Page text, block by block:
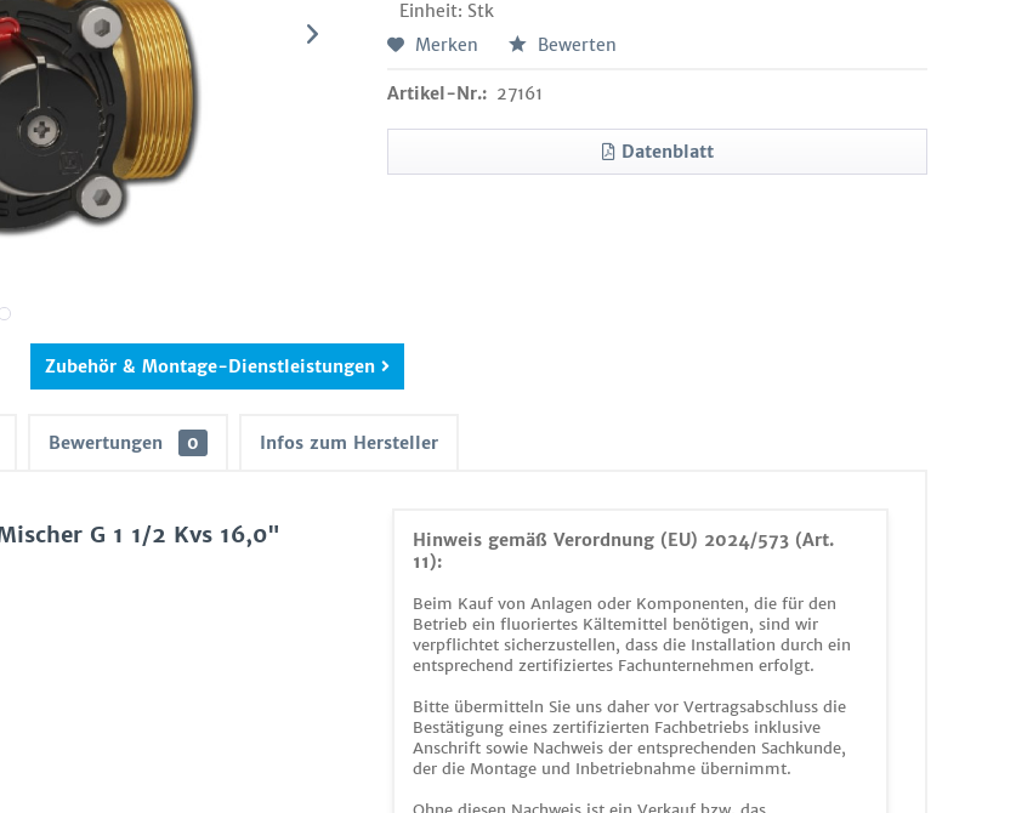
Einheit: Stk
Merken Bewerten
Artikel-Nr.: 27161
Datenblatt
Zubehör & Montage-Dienstleistungen
Bewertungen 0 Infos zum Hersteller
Hinweis gemäß Verordnung (EU) 2024/573 (Art.
11):
Beim Kauf von Anlagen oder Komponenten, die für den
Betrieb ein fluoriertes Kältemittel benötigen, sind wir
verpflichtet sicherzustellen, dass die Installation durch ein
entsprechend zertifiziertes Fachunternehmen erfolgt.
Bitte übermitteln Sie uns daher vor Vertragsabschluss die
Bestätigung eines zertifizierten Fachbetriebs inklusive
Anschrift sowie Nachweis der entsprechenden Sachkunde,
der die Montage und Inbetriebnahme übernimmt.
G 1 1/2 Kvs 16,0"